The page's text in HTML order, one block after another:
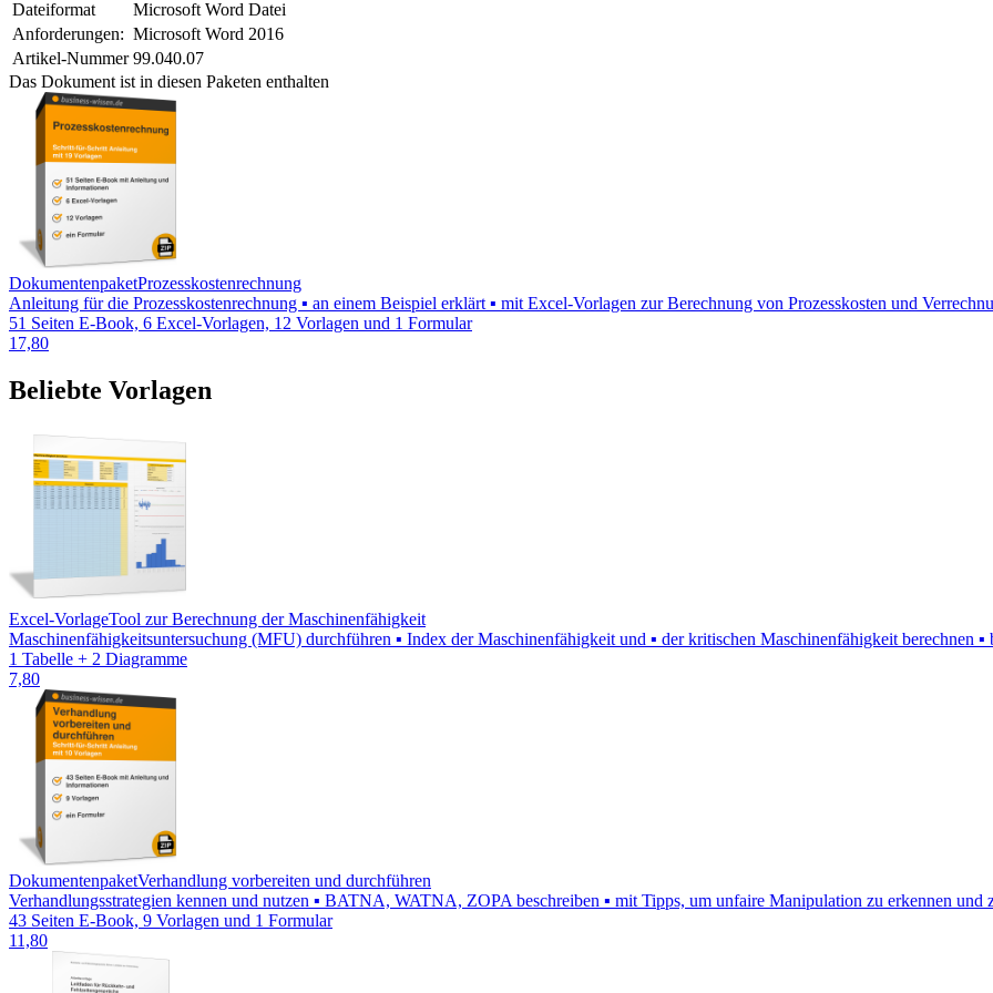
Dateiformat
Microsoft Word Datei
Anforderungen: Microsoft Word 2016
Artikel-Nummer 99.040.07
Das Dokument ist in diesen Paketen enthalten
DokumentenpaketProzesskostenrechnung
Anleitung für die Prozesskostenrechnung ▪ an einem Beispiel erklärt ▪ mit Excel-Vorlagen zur Berechnung von Prozesskosten und
51 Seiten E-Book, 6 Excel-Vorlagen, 12 Vorlagen und 1 Formular
17,80
Beliebte Vorlagen
Excel-VorlageTool zur Berechnung der Maschinenfähigkeit
Maschinenfähigkeitsuntersuchung (MFU) durchführen ▪ Index der Maschinenfähigkeit und ▪ der kritischen Maschinenfähigkeit berechnen
1 Tabelle + 2 Diagramme
7,80
DokumentenpaketVerhandlung vorbereiten und durchführen
Verhandlungsstrategien kennen und nutzen ▪ BATNA, WATNA, ZOPA beschreiben ▪ mit Tipps, um unfaire Manipulation zu erkennen und
43 Seiten E-Book, 9 Vorlagen und 1 Formular
11,80